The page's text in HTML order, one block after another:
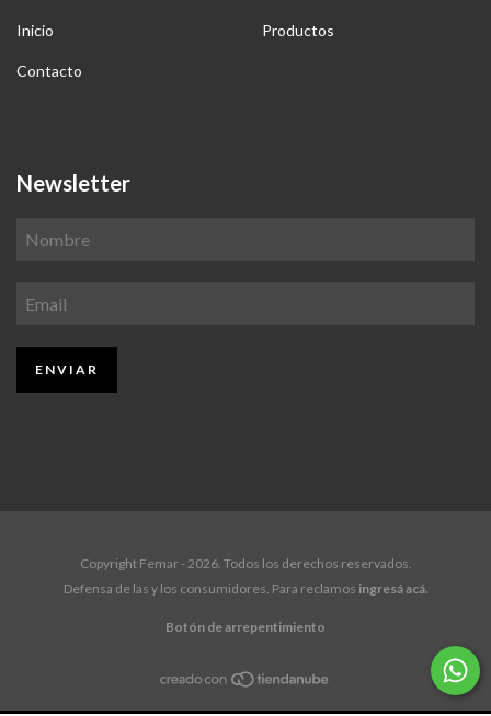
Inicio Productos
Contacto
Newsletter
Copyright Femar - 2026. Todos los derechos reservados.
Defensa de las y los consumidores. Para reclamos ingresá acá.
Botón de arrepentimiento